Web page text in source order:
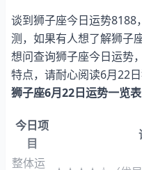
谈到狮子座今日运势8188
测，如果有人想了解狮子
想问查询狮子座今日运势
特点，请耐心阅读6月22
狮子座6月22日运势一览表
今日项
目
整体运